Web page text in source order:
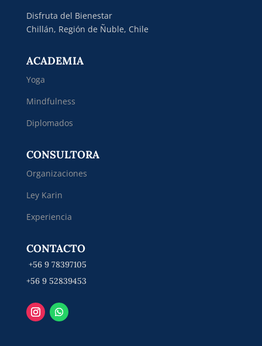
Disfruta del Bienestar
Chillán, Región de Ñuble, Chile
ACADEMIA
Yoga
Mindfulness
Diplomados
CONSULTORA
Organizaciones
Ley Karin
Experiencia
CONTACTO
+56 9 78397105
+56 9 52839453